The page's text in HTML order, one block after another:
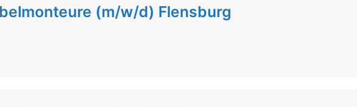
(m/w/d) Flensburg